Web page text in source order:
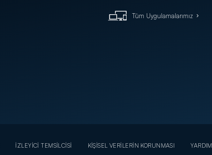
Tüm Uygulamalarımız
İZLEYİCİ TEMSİLCİSİ KİŞİSEL VERİLERİN KORUNMASI YARDIM